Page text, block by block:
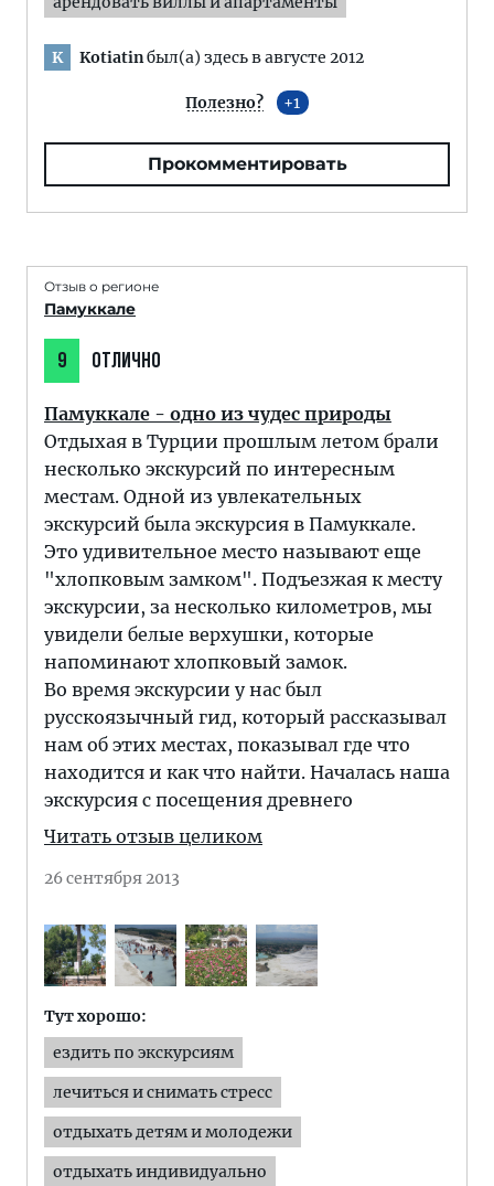
K Kotiatinбыл(а) здесь в августе 2012
Полезно? 1
Прокомментировать
Отзыв о регионе
Памуккале
9 ОТЛИЧНО
Памуккале - одно из чудес природы
Отдыхая в Турции прошлым летом брали
несколько экскурсий по интересным
местам. Одной из увлекательных
экскурсий была экскурсия в Памуккале.
Это удивительное место называют еще
"хлопковым замком". Подъезжая к месту
экскурсии, за несколько километров, мы
увидели белые верхушки, которые
напоминают хлопковый замок.
Во время экскурсии у нас был
русскоязычный гид, который рассказывал
нам об этих местах, показывал где что
находится и как что найти. Началась наша
экскурсия с посещения древнего
Читать отзыв целиком
26 сентября 2013
Тут хорошо:
ездить по экскурсиям
лечиться и снимать стресс
отдыхать детям и молодежи
отдыхать индивидуально